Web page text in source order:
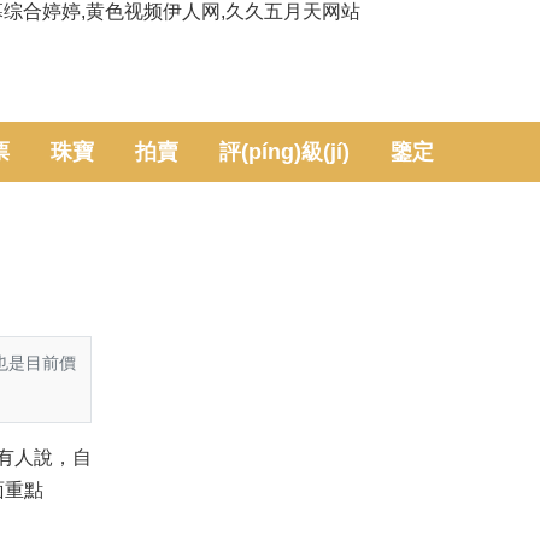
合婷婷,黄色视频伊人网,久久五月天网站
珠寶 拍賣 評(píng)級(jí) 鑒定
是目前價
人說，自
重點